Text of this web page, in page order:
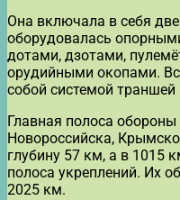
Она включала в себя
оборудовалась
дотами, дзотами,
орудийными окопами.
собой системой
Главная полоса обороны
Новороссийска,
глубину 57 км, а в 1015
полоса укреплений. Их
2025 км.